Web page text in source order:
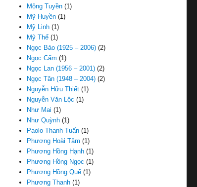
Mộng Tuyền (1)
Mỹ Huyền (1)
Mỹ Linh (1)
Mỹ Thể (1)
Ngọc Bảo (1925 – 2006) (2)
Ngọc Cẩm (1)
Ngọc Lan (1956 – 2001) (2)
Ngọc Tân (1948 – 2004) (2)
Nguyễn Hữu Thiết (1)
Nguyễn Văn Lộc (1)
Như Mai (1)
Như Quỳnh (1)
Paolo Thanh Tuấn (1)
Phương Hoài Tâm (1)
Phương Hồng Hạnh (1)
Phương Hồng Ngọc (1)
Phương Hồng Quế (1)
Phương Thanh (1)